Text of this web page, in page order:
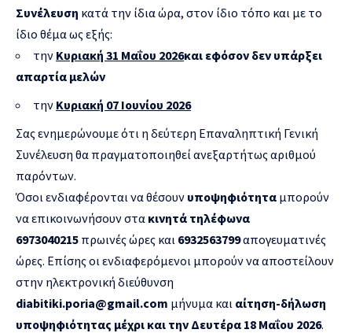
Συνέλευση κατά την ίδια ώρα, στον ίδιο τόπο και με το
ίδιο θέμα ως εξής:
την Κυριακή 31 Μαΐου 2026και εφόσον δεν υπάρξει
απαρτία μελών
την Κυριακή 07 Ιουνίου 2026
Σας ενημερώνουμε ότι η δεύτερη Επαναληπτική Γενική
Συνέλευση θα πραγματοποιηθεί ανεξαρτήτως αριθμού
παρόντων.
Όσοι ενδιαφέρονται να θέσουν υποψηφιότητα μπορούν
να επικοινωνήσουν στα κινητά τηλέφωνα
6973040215 πρωινές ώρες και 6932563799απογευματινές
ώρες. Επίσης οι ενδιαφερόμενοι μπορούν να αποστείλουν
στην ηλεκτρονική διεύθυνση
diabitiki.poria@gmail.com μήνυμα και αίτηση-δήλωση
υποψηφιότητας μέχρι και την Δευτέρα 18 Μαΐου 2026.